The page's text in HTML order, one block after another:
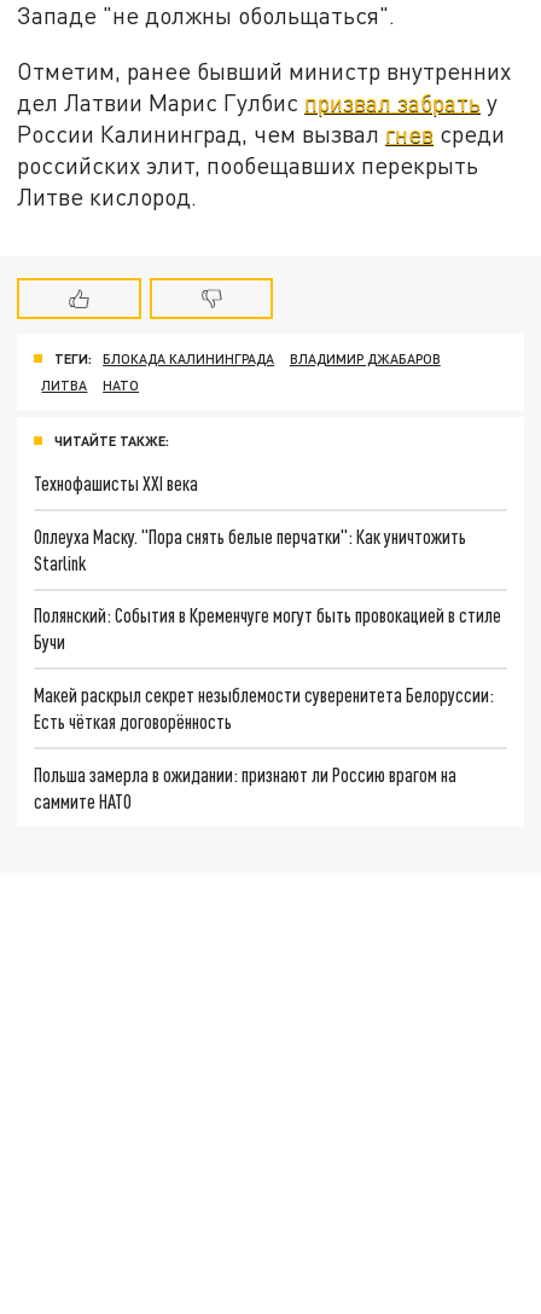
Западе "не должны обольщаться".
Отметим, ранее бывший министр внутренних
дел Латвии Марис Гулбис призвал забрать у
России Калининград, чем вызвал гнев среди
российских элит, пообещавших перекрыть
Литве кислород.
ТЕГИ: БЛОКАДА КАЛИНИНГРАДА
ВЛАДИМИР ДЖАБАРОВ
ЛИТВА
НАТО
ЧИТАЙТЕ ТАКЖЕ:
Технофашисты XXI века
Оплеуха Маску. "Пора снять белые перчатки": Как уничтожить
Starlink
Полянский: События в Кременчуге могут быть провокацией в стиле
Бучи
Макей раскрыл секрет незыблемости суверенитета Белоруссии:
Есть чёткая договорённость
Польша замерла в ожидании: признают ли Россию врагом на
саммите НАТО